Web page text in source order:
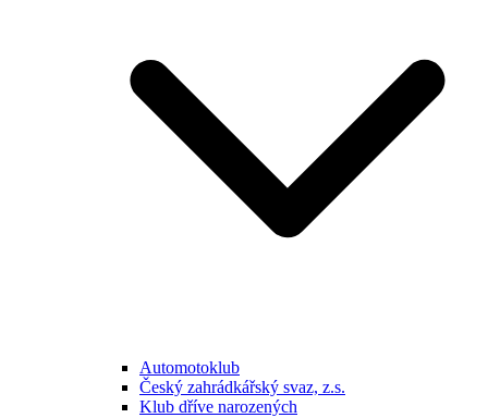
Automotoklub
Český zahrádkářský svaz, z.s.
Klub dříve narozených